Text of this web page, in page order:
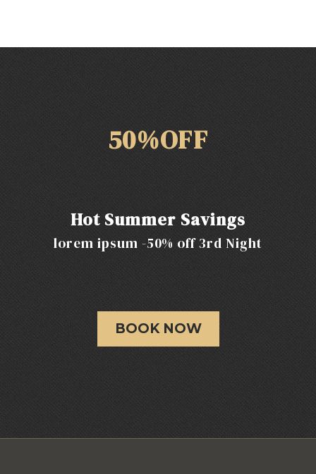
50%OFF
Hot Summer Savings
lorem ipsum -50% off 3rd Night
BOOK NOW